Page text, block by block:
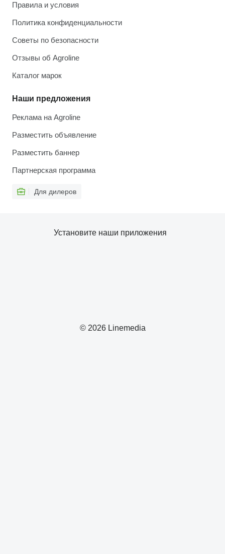
Правила и условия
Политика конфиденциальности
Советы по безопасности
Отзывы об Agroline
Каталог марок
Наши предложения
Реклама на Agroline
Разместить объявление
Разместить баннер
Партнерская программа
Для дилеров
© 2026 Linemedia
Установите наши приложения